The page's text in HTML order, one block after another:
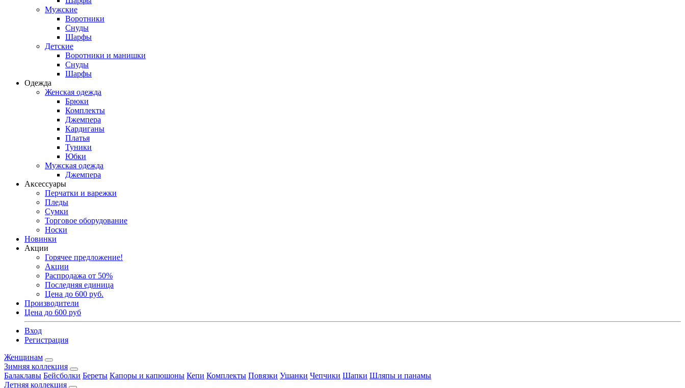
Мужские
Воротники
Снуды
Шарфы
Детские
Воротники и манишки
Снуды
Шарфы
Одежда
Женская одежда
Брюки
Комплекты
Джемпера
Кардиганы
Платья
Туники
Юбки
Мужская одежда
Джемпера
Аксессуары
Перчатки и варежки
Пледы
Сумки
Торговое оборудование
Носки
Новинки
Акции
Горячее предложение!
Акции
Распродажа от 50%
Последняя единица
Цена до 600 руб.
Производители
Цена до 600 руб
Вход
Регистрация
Женщинам
Зимняя коллекция
Балаклавы Бейсболки Береты Капоры и капюшоны Кепи Комплекты Повязки Ушанки Чепчики Шапки Шляпы и панамы
Летняя коллекция